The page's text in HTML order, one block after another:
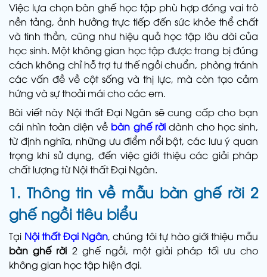
Việc lựa chọn bàn ghế học tập phù hợp đóng vai trò
nền tảng, ảnh hưởng trực tiếp đến sức khỏe thể chất
và tinh thần, cũng như hiệu quả học tập lâu dài của
học sinh. Một không gian học tập được trang bị đúng
cách không chỉ hỗ trợ tư thế ngồi chuẩn, phòng tránh
các vấn đề về cột sống và thị lực, mà còn tạo cảm
hứng và sự thoải mái cho các em.
Bài viết này Nội thất Đại Ngân sẽ cung cấp cho bạn
cái nhìn toàn diện về bàn ghế rờidành cho học sinh,
từ định nghĩa, những ưu điểm nổi bật, các lưu ý quan
trọng khi sử dụng, đến việc giới thiệu các giải pháp
chất lượng từ Nội thất Đại Ngân.
1. Thông tin về mẫu bàn ghế rời 2
ghế ngồi tiêu biểu
Tại Nội thất Đại Ngân, chúng tôi tự hào giới thiệu mẫu
bàn ghế rời 2 ghế ngồi, một giải pháp tối ưu cho
không gian học tập hiện đại.